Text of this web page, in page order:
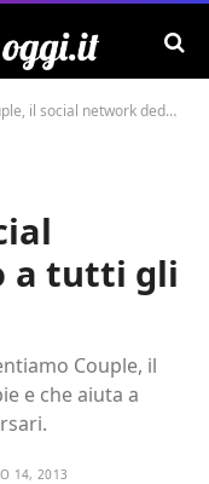
network dedicato a tutti gli innamorati
a tutti gli
Couple, il
e che aiuta a
14, 2013